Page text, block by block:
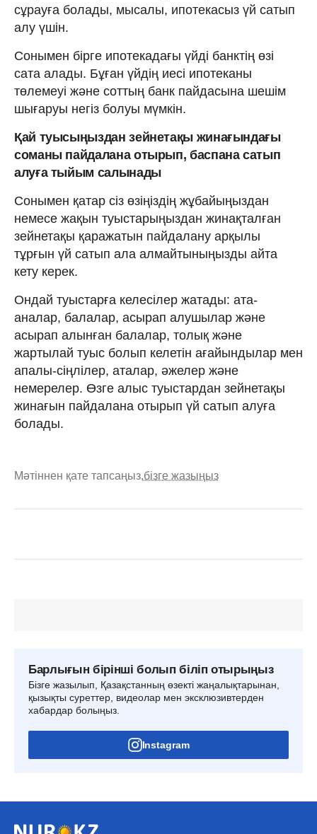
сұрауға болады, мысалы, ипотекасыз үй сатып
алу үшін.
Сонымен бірге ипотекадағы үйді банктің өзі
сата алады. Бұған үйдің иесі ипотеканы
төлемеуі және соттың банк пайдасына шешім
шығаруы негіз болуы мүмкін.
Қай туысыңыздан зейнетақы жинағындағы
соманы пайдалана отырып, баспана сатып
алуға тыйым салынады
Сонымен қатар сіз өзіңіздің жұбайыңыздан
немесе жақын туыстарыңыздан жинақталған
зейнетақы қаражатын пайдалану арқылы
тұрғын үй сатып ала алмайтыныңызды айта
кету керек.
Ондай туыстарға келесілер жатады: ата-
аналар, балалар, асырап алушылар және
асырап алынған балалар, толық және
жартылай туыс болып келетін ағайындылар мен
апалы-сіңлілер, аталар, әжелер және
немерелер. Өзге алыс туыстардан зейнетақы
жинағын пайдалана отырып үй сатып алуға
болады.
Мәтіннен қате тапсаңыз,бізге жазыңыз
Барлығын бірінші болып біліп отырыңыз
Бізге жазылып, Қазақстанның өзекті жаңалықтарынан,
қызықты суреттер, видеолар мен эксклюзивтерден
хабардар болыңыз.
Instagram